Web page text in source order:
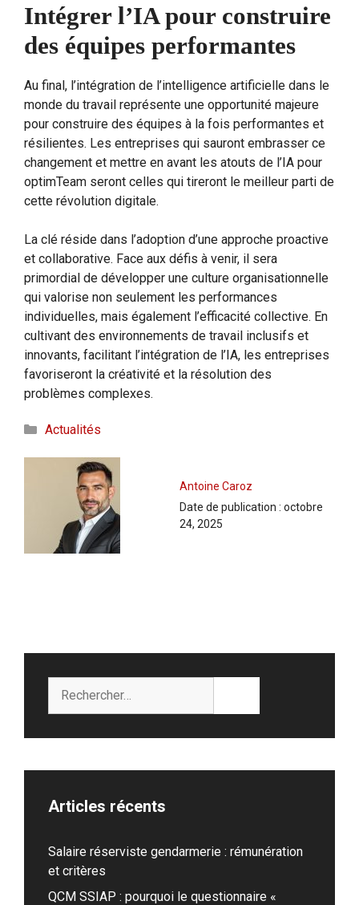
Intégrer l’IA pour construire
des équipes performantes
Au final, l’intégration de l’intelligence artificielle dans le
monde du travail représente une opportunité majeure
pour construire des équipes à la fois performantes et
résilientes. Les entreprises qui sauront embrasser ce
changement et mettre en avant les atouts de l’IA pour
optimTeam seront celles qui tireront le meilleur parti de
cette révolution digitale.
La clé réside dans l’adoption d’une approche proactive
et collaborative. Face aux défis à venir, il sera
primordial de développer une culture organisationnelle
qui valorise non seulement les performances
individuelles, mais également l’efficacité collective. En
cultivant des environnements de travail inclusifs et
innovants, facilitant l’intégration de l’IA, les entreprises
favoriseront la créativité et la résolution des
problèmes complexes.
Catégories
Actualités
Antoine Caroz
Date de publication : octobre
24, 2025
Articles récents
Salaire réserviste gendarmerie : rémunération
et critères
QCM SSIAP : pourquoi le questionnaire «